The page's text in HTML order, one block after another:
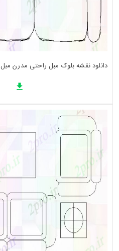
دانلود نقشه بلوک مبل راحتی مدرن مبل